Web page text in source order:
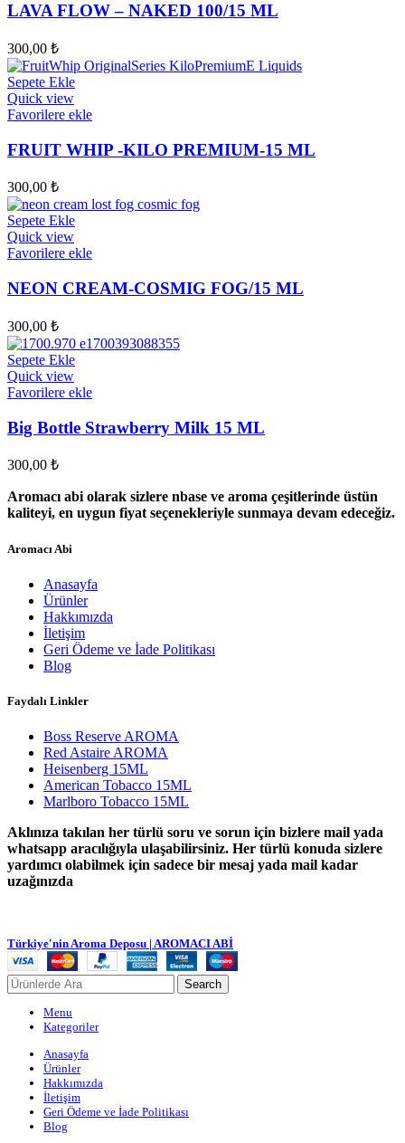
LAVA FLOW – NAKED 100/15 ML
300,00 ₺
Sepete Ekle
Quick view
Favorilere ekle
FRUIT WHIP -KILO PREMIUM-15 ML
300,00 ₺
Sepete Ekle
Quick view
Favorilere ekle
NEON CREAM-COSMIG FOG/15 ML
300,00 ₺
Sepete Ekle
Quick view
Favorilere ekle
Big Bottle Strawberry Milk 15 ML
300,00 ₺
Aromacı abi olarak sizlere nbase ve aroma çeşitlerinde üstün
kaliteyi, en uygun fiyat seçenekleriyle sunmaya devam edeceğiz.
Aromacı Abi
Anasayfa
Ürünler
Hakkımızda
İletişim
Geri Ödeme ve İade Politikası
Blog
Faydalı Linkler
Boss Reserve AROMA
Red Astaire AROMA
Heisenberg 15ML
American Tobacco 15ML
Marlboro Tobacco 15ML
Aklınıza takılan her türlü soru ve sorun için bizlere mail yada
whatsapp aracılığıyla ulaşabilirsiniz. Her türlü konuda sizlere
yardımcı olabilmek için sadece bir mesaj yada mail kadar
uzağınızda
Türkiye'nin Aroma Deposu | AROMACI ABİ
Search
Menu
Kategoriler
Anasayfa
Ürünler
Hakkımızda
İletişim
Geri Ödeme ve İade Politikası
Blog